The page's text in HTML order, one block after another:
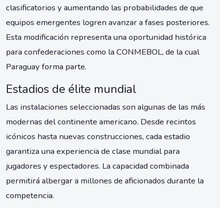
clasificatorios y aumentando las probabilidades de que
equipos emergentes logren avanzar a fases posteriores.
Esta modificación representa una oportunidad histórica
para confederaciones como la CONMEBOL, de la cual
Paraguay forma parte.
Estadios de élite mundial
Las instalaciones seleccionadas son algunas de las más
modernas del continente americano. Desde recintos
icónicos hasta nuevas construcciones, cada estadio
garantiza una experiencia de clase mundial para
jugadores y espectadores. La capacidad combinada
permitirá albergar a millones de aficionados durante la
competencia.